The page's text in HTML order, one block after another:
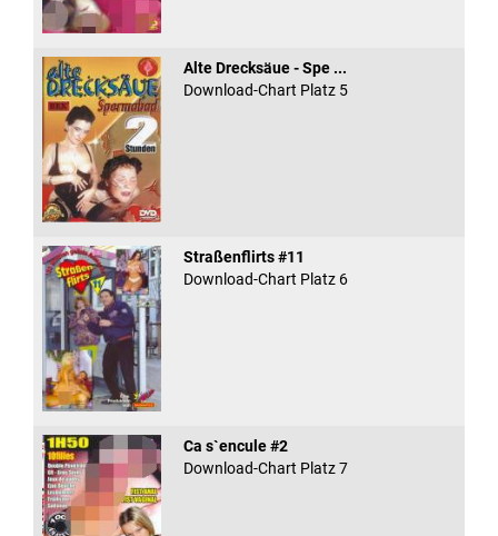
Alte Drecksäue - Spe ...
Download-Chart Platz 5
Straßenflirts #11
Download-Chart Platz 6
Ca s`encule #2
Download-Chart Platz 7